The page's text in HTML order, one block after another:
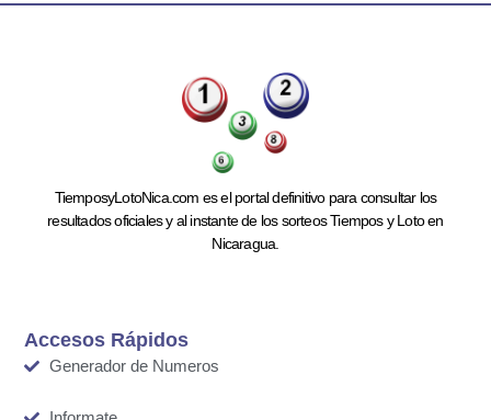
TiemposyLotoNica.com es el portal definitivo para consultar los
resultados oficiales y al instante de los sorteos Tiempos y Loto en
Nicaragua.
Accesos Rápidos
Generador de Numeros